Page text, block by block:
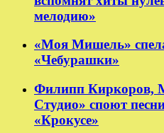
мелодию»
«Моя Мишель»
«Чебурашки»
Филипп Киркоров,
Студио» споют
«Крокусе»